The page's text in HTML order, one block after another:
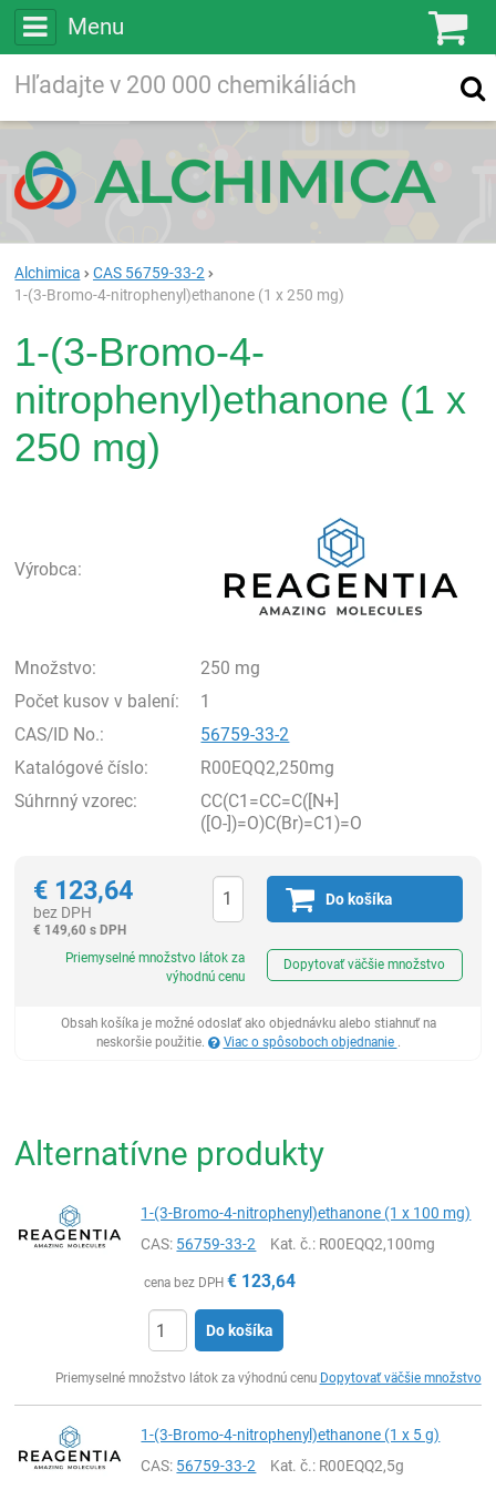
Menu
Vyhľadávanie
Alchimica
CAS 56759-33-2
1-(3-Bromo-4-nitrophenyl)ethanone (1 x 250 mg)
1-(3-Bromo-4-
nitrophenyl)ethanone (1 x
250 mg)
Výrobca:
Množstvo:
250 mg
Počet kusov v balení:
1
CAS/ID No.:
56759-33-2
Katalógové číslo:
R00EQQ2,250mg
Súhrnný vzorec:
CC(C1=CC=C([N+]
([O-])=O)C(Br)=C1)=O
€ 123,64
bez DPH
€ 149,60 s DPH
Do košíka
Priemyselné množstvo látok za
výhodnú cenu
Dopytovať väčšie množstvo
Obsah košíka je možné odoslať ako objednávku alebo stiahnuť na
neskoršie použitie.
Viac o spôsoboch objednanie .
Alternatívne produkty
1-(3-Bromo-4-nitrophenyl)ethanone (1 x 100 mg)
CAS: 56759-33-2 Kat. č.: R00EQQ2,100mg
cena bez DPH € 123,64
Do košíka
Priemyselné množstvo látok za výhodnú cenu Dopytovať väčšie množstvo
1-(3-Bromo-4-nitrophenyl)ethanone (1 x 5 g)
CAS: 56759-33-2 Kat. č.: R00EQQ2,5g